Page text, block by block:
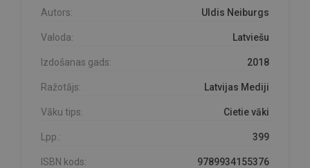
Autors: Uldis Neiburgs
Valoda: Latviešu
Izdošanas gads: 2018
Ražotājs: Latvijas Mediji
Vāku tips: Cietie vāki
Lpp.: 399
ISBN kods: 9789934155376